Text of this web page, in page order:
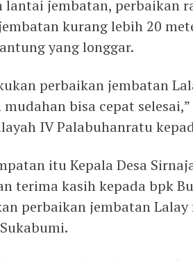
lantai jembatan, perbaikan
kurang lebih 20
yang longgar.
perbaikan jembatan
bisa cepat
IV Palabuhanratu
itu Kepala Desa
terima kasih kepada bpk
perbaikan jembatan